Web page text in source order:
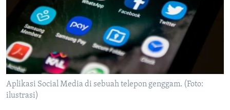
Aplikasi Social Media di sebuah telepon genggam. (Foto:
ilustrasi)